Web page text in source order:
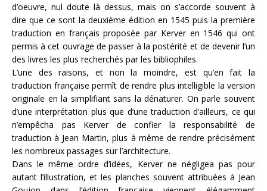
d’oeuvre, nul doute là dessus, mais on s’accorde souvent à
dire que ce sont la deuxième édition en 1545 puis la première
traduction en français proposée par Kerver en 1546 qui ont
permis à cet ouvrage de passer à la postérité et de devenir l’un
des livres les plus recherchés par les bibliophiles.
L’une des raisons, et non la moindre, est qu’en fait la
traduction française permît de rendre plus intelligible la version
originale en la simplifiant sans la dénaturer. On parle souvent
d’une interprétation plus que d’une traduction d’ailleurs, ce qui
n’empêcha pas Kerver de confier la responsabilité de
traduction à Jean Martin, plus à même de rendre précisément
les nombreux passages sur l’architecture.
Dans le même ordre d’idées, Kerver ne négligea pas pour
autant l’illustration, et les planches souvent attribuées à Jean